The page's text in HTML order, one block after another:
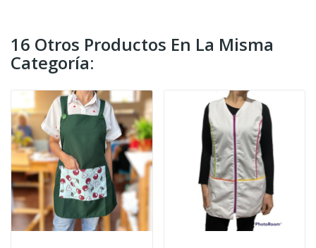
16 Otros Productos En La Misma
Categoría: